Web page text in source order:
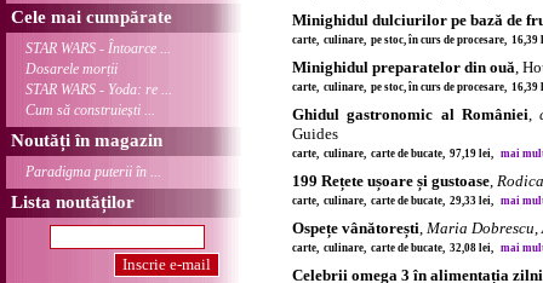
Cele mai cumpărate
STAR WARS - Întoarce ...
Dosarele morții
STAR WARS - Yoda: re ...
Cum să construiești ...
Noutăți în magazin
Paradigma puterii în ...
Lista noutăților
Minighidul dulciurilor pe bază de
carte, culinare, pe stoc, în curs de procesare,
Minighidul preparatelor din ouă,
carte, culinare, pe stoc, în curs de procesare,
Ghidul gastronomic al României,
Guides
carte, culinare, carte de bucate, 97,19 lei, mai
199 Rețete ușoare și gustoase,
carte, culinare, carte de bucate, 29,33 lei, mai
Ospețe vânătorești, Maria Dobrescu,
carte, culinare, carte de bucate, 32,08 lei, mai
Celebrii omega 3 în alimentația